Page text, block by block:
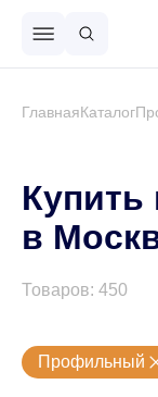
ГлавнаяКаталог
Купить
в
Товаров: 450
Профильный